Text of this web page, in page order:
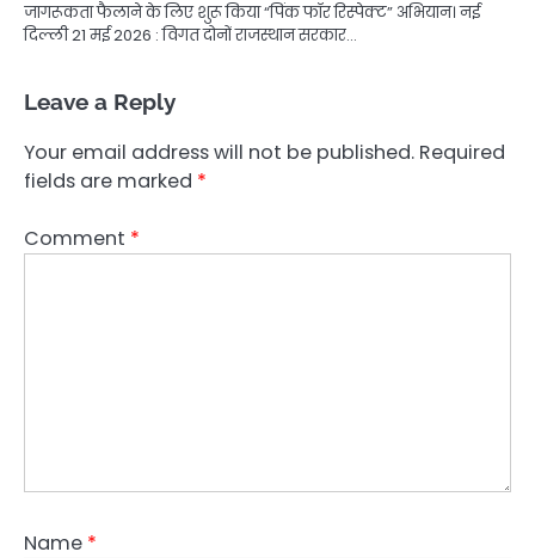
जागरूकता फैलाने के लिए शुरू किया “पिंक फॉर रिस्पेक्ट” अभियान। नई
दिल्ली 21 मई 2026 : विगत दोनों राजस्थान सरकार…
Leave a Reply
Your email address will not be published. Required
fields are marked *
Comment *
Name *